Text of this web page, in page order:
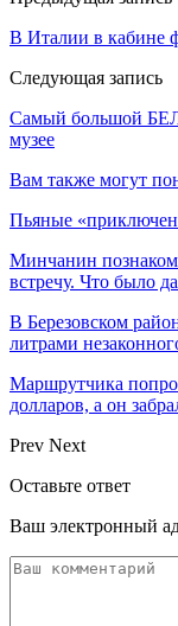
В Италии в кабине
Следующая запись
Самый большой
музее
Вам также могут
Пьяные
Минчанин
встречу. Что было
В Березовском
литрами
Маршрутчика
долларов, а он
Prev Next
Оставьте ответ
Ваш электронный